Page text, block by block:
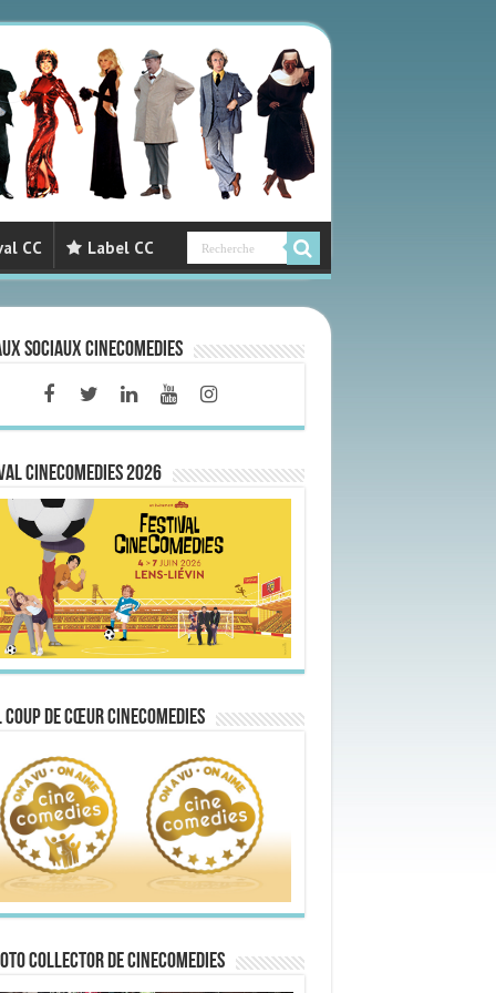
CC Label CC
sociaux CineComedies
CINECOMEDIES 2026
de Cœur CineComedies
collector de CineComedies